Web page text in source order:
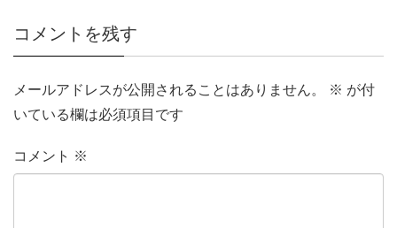
コメントを残す
メールアドレスが公開されることはありません。 ※ が付
いている欄は必須項目です
コメント ※